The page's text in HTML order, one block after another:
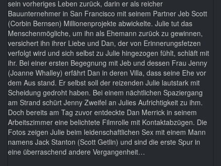
sein vorheriges Leben zurück, darin er als reicher
Bauunternehmer in San Francisco mit seinem Partner Jeb Scott
(Corbin Bernsen) Millionenprojekte abwickelte. Julie tut das
Menschenmögliche, um ihn als Ehemann zurück zu gewinnen,
versichert ihn ihrer Liebe und Dan, der von Erinnerungsfetzen
verfolgt wird und sich selbst zu Julie hingezogen fühlt, schläft mit
ihr. Bei einer ersten Begegnung mit Jeb und dessen Frau Jenny
(Joanne Whalley) erfährt Dan in deren Villa, dass seine Ehe vor
dem Aus stand. Er selbst soll der reizenden Julie lautstark mit
Scheidung gedroht haben. Bei einem nächtlichen Spaziergang
am Strand schürt Jenny Zweifel an Julies Aufrichtigkeit zu ihm.
Doch bereits am Tag zuvor entdeckte Dan Merrick in seinem
Arbeitszimmer eine belichtete Filmrolle mit Kontaktabzügen. Die
Fotos zeigen Julie beim leidenschaftlichen Sex mit einem Mann
namens Jack Stanton (Scott Getlin) und sind die erste Spur in
eine überraschend andere Vergangenheit…